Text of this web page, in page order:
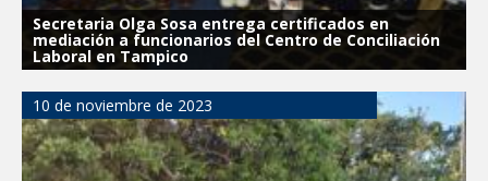
Secretaria Olga Sosa entrega certificados en
mediación a funcionarios del Centro de Conciliación
Laboral en Tampico
10 de noviembre de 2023